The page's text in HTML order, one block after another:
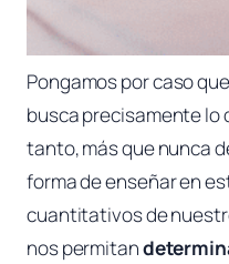
Pongamos por caso
busca precisamente lo
tanto, más que nunca
forma de enseñar en
cuantitativos de
nos permitan